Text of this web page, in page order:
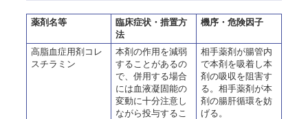
薬剤名等
臨床症状・措置方
法
機序・危険因子
高脂血症用剤コレ
スチラミン
本剤の作用を減弱
することがあるの
で、併用する場合
には血液凝固能の
変動に十分注意し
ながら投与するこ
相手薬剤が腸管内
で本剤を吸着し本
剤の吸収を阻害す
る。相手薬剤が本
剤の腸肝循環を妨
げる。